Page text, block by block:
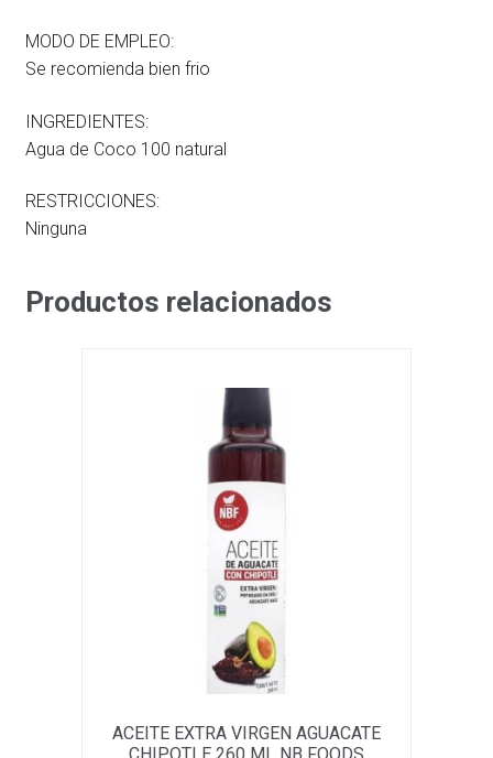
MODO DE EMPLEO:
Se recomienda bien frio
INGREDIENTES:
Agua de Coco 100 natural
RESTRICCIONES:
Ninguna
Productos relacionados
ACEITE EXTRA VIRGEN AGUACATE
CHIPOTLE 260 ML NB FOODS